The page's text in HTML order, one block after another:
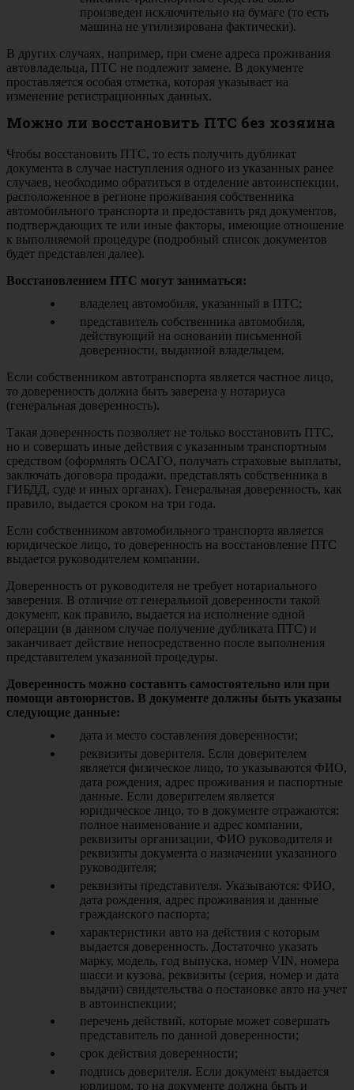
произведен исключительно на бумаге (то есть
машина не утилизирована фактически).
В других случаях, например, при смене адреса проживания
автовладельца, ПТС не подлежит замене. В документе
проставляется особая отметка, которая указывает на
изменение регистрационных данных.
Можно ли восстановить ПТС без хозяина
Чтобы восстановить ПТС, то есть получить дубликат
документа в случае наступления одного из указанных ранее
случаев, необходимо обратиться в отделение автоинспекции,
расположенное в регионе проживания собственника
автомобильного транспорта и предоставить ряд документов,
подтверждающих те или иные факторы, имеющие отношение
к выполняемой процедуре (подробный список документов
будет представлен далее).
Восстановлением ПТС могут заниматься:
владелец автомобиля, указанный в ПТС;
представитель собственника автомобиля,
действующий на основании письменной
доверенности, выданной владельцем.
Если собственником автотранспорта является частное лицо,
то доверенность должна быть заверена у нотариуса
(генеральная доверенность).
Такая доверенность позволяет не только восстановить ПТС,
но и совершать иные действия с указанным транспортным
средством (оформлять ОСАГО, получать страховые выплаты,
заключать договора продажи, представлять собственника в
ГИБДД, суде и иных органах). Генеральная доверенность, как
правило, выдается сроком на три года.
Если собственником автомобильного транспорта является
юридическое лицо, то доверенность на восстановление ПТС
выдается руководителем компании.
Доверенность от руководителя не требует нотариального
заверения. В отличие от генеральной доверенности такой
документ, как правило, выдается на исполнение одной
операции (в данном случае получение дубликата ПТС) и
заканчивает действие непосредственно после выполнения
представителем указанной процедуры.
Доверенность можно составить самостоятельно или при
помощи автоюристов. В документе должны быть указаны
следующие данные:
дата и место составления доверенности;
реквизиты доверителя. Если доверителем
является физическое лицо, то указываются ФИО,
дата рождения, адрес проживания и паспортные
данные. Если доверителем является
юридическое лицо, то в документе отражаются:
полное наименование и адрес компании,
реквизиты организации, ФИО руководителя и
реквизиты документа о назначении указанного
руководителя;
реквизиты представителя. Указываются: ФИО,
дата рождения, адрес проживания и данные
гражданского паспорта;
характеристики авто на действия с которым
выдается доверенность. Достаточно указать
марку, модель, год выпуска, номер VIN, номера
шасси и кузова, реквизиты (серия, номер и дата
выдачи) свидетельства о постановке авто на учет
в автоинспекции;
перечень действий, которые может совершать
представитель по данной доверенности;
срок действия доверенности;
подпись доверителя. Если документ выдается
юрлицом, то на документе должна быть и